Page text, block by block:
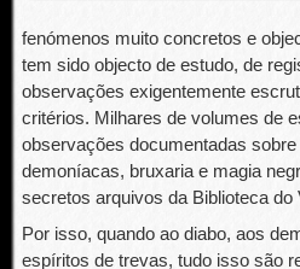
fenómenos muito concretos e
tem sido objecto de estudo, de
observações exigentemente
critérios. Milhares de volumes de
observações documentadas
demoníacas, bruxaria e magia
secretos arquivos da Biblioteca do
Por isso, quando ao diabo, aos
espíritos de trevas, tudo isso são